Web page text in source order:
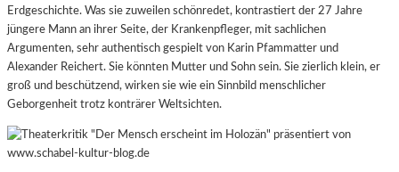
Erdgeschichte. Was sie zuweilen schönredet, kontrastiert der 27 Jahre
jüngere Mann an ihrer Seite, der Krankenpfleger, mit sachlichen
Argumenten, sehr authentisch gespielt von Karin Pfammatter und
Alexander Reichert. Sie könnten Mutter und Sohn sein. Sie zierlich klein, er
groß und beschützend, wirken sie wie ein Sinnbild menschlicher
Geborgenheit trotz konträrer Weltsichten.